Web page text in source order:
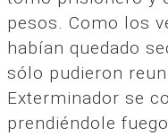
pesos. Como los
habían quedado
sólo pudieron
Exterminador se
prendiéndole